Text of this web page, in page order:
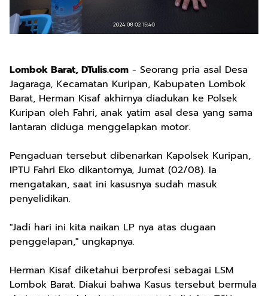
Lombok Barat, DTulis.com - Seorang pria asal Desa
Jagaraga, Kecamatan Kuripan, Kabupaten Lombok
Barat, Herman Kisaf akhirnya diadukan ke Polsek
Kuripan oleh Fahri, anak yatim asal desa yang sama
lantaran diduga menggelapkan motor.
Pengaduan tersebut dibenarkan Kapolsek Kuripan,
IPTU Fahri Eko dikantornya, Jumat (02/08). Ia
mengatakan, saat ini kasusnya sudah masuk
penyelidikan.
"Jadi hari ini kita naikan LP nya atas dugaan
penggelapan," ungkapnya.
Herman Kisaf diketahui berprofesi sebagai LSM
Lombok Barat. Diakui bahwa Kasus tersebut bermula